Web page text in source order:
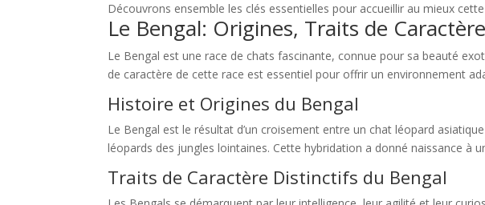
Découvrons ensemble les clés essentielles pour accueillir au mieux
Le Bengal: Origines, Traits de
Le Bengal est une race de chats fascinante, connue pour sa beauté
de caractère de cette race est essentiel pour offrir un environnement
Histoire et Origines du Bengal
Le Bengal est le résultat d’un croisement entre un chat léopard
léopards des jungles lointaines. Cette hybridation a donné naissance à
Traits de Caractère Distinctifs du Bengal